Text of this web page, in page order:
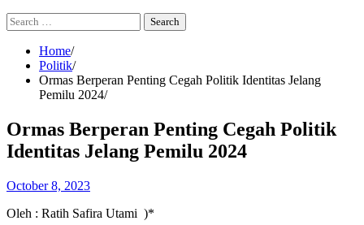
Search
for:
Home
Politik
Ormas Berperan Penting Cegah Politik Identitas Jelang
Pemilu 2024
Ormas Berperan Penting Cegah Politik
Identitas Jelang Pemilu 2024
October 8, 2023
Oleh : Ratih Safira Utami )*